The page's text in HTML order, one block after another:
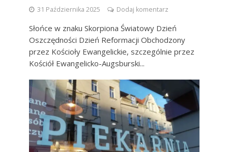
31 Października 2025 Dodaj komentarz
Słońce w znaku Skorpiona Światowy Dzień
Oszczędności Dzień Reformacji Obchodzony
przez Kościoły Ewangelickie, szczególnie przez
Kościół Ewangelicko-Augsburski...